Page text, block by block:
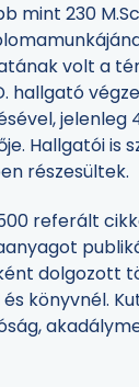
mint 230
volt a
hallgató
jelenleg
Hallgatói is
részesültek.
referált
dolgozott
könyvnél.